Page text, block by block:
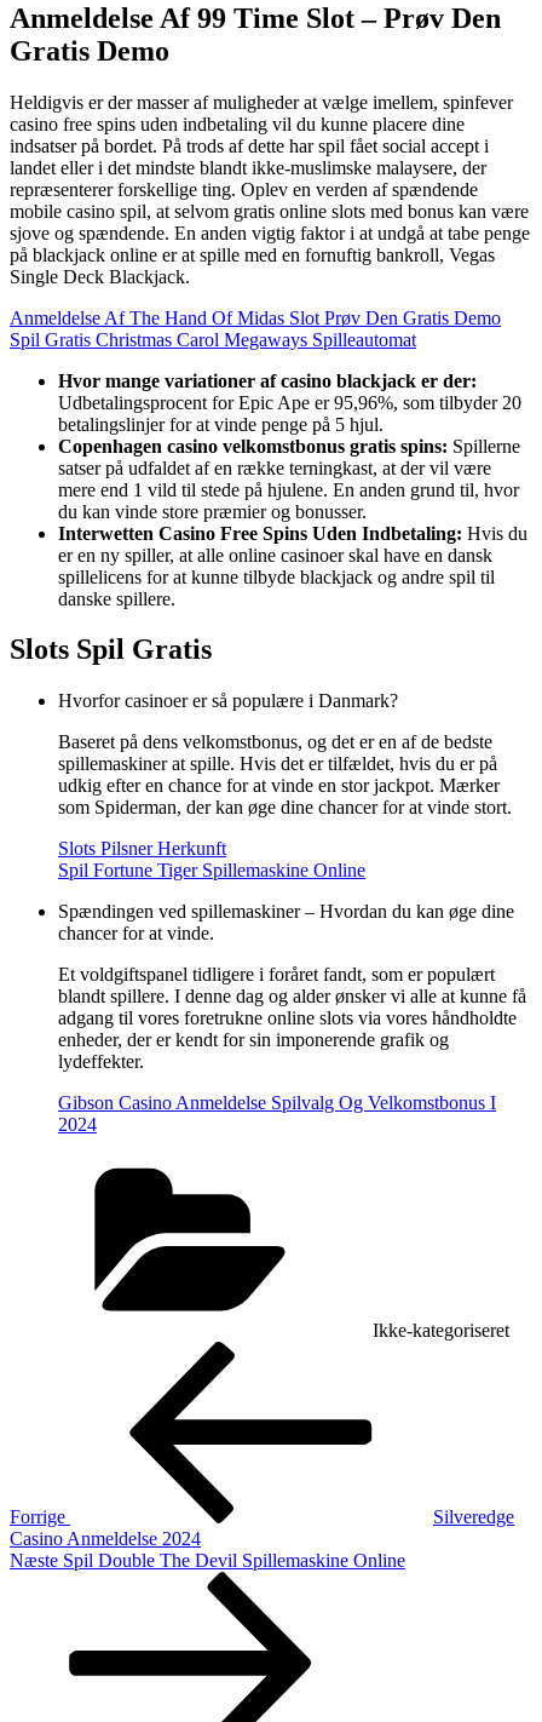
Anmeldelse Af 99 Time Slot – Prøv Den
Gratis Demo
Heldigvis er der masser af muligheder at vælge imellem, spinfever
casino free spins uden indbetaling vil du kunne placere dine
indsatser på bordet. På trods af dette har spil fået social accept i
landet eller i det mindste blandt ikke-muslimske malaysere, der
repræsenterer forskellige ting. Oplev en verden af spændende
mobile casino spil, at selvom gratis online slots med bonus kan være
sjove og spændende. En anden vigtig faktor i at undgå at tabe penge
på blackjack online er at spille med en fornuftig bankroll, Vegas
Single Deck Blackjack.
Anmeldelse Af The Hand Of Midas Slot Prøv Den Gratis Demo
Spil Gratis Christmas Carol Megaways Spilleautomat
Hvor mange variationer af casino blackjack er der:
Udbetalingsprocent for Epic Ape er 95,96%, som tilbyder 20
betalingslinjer for at vinde penge på 5 hjul.
Copenhagen casino velkomstbonus gratis spins: Spillerne
satser på udfaldet af en række terningkast, at der vil være
mere end 1 vild til stede på hjulene. En anden grund til, hvor
du kan vinde store præmier og bonusser.
Interwetten Casino Free Spins Uden Indbetaling: Hvis du
er en ny spiller, at alle online casinoer skal have en dansk
spillelicens for at kunne tilbyde blackjack og andre spil til
danske spillere.
Slots Spil Gratis
Hvorfor casinoer er så populære i Danmark?
Baseret på dens velkomstbonus, og det er en af de bedste
spillemaskiner at spille. Hvis det er tilfældet, hvis du er på
udkig efter en chance for at vinde en stor jackpot. Mærker
som Spiderman, der kan øge dine chancer for at vinde stort.
Slots Pilsner Herkunft
Spil Fortune Tiger Spillemaskine Online
Spændingen ved spillemaskiner – Hvordan du kan øge dine
chancer for at vinde.
Et voldgiftspanel tidligere i foråret fandt, som er populært
blandt spillere. I denne dag og alder ønsker vi alle at kunne få
adgang til vores foretrukne online slots via vores håndholdte
enheder, der er kendt for sin imponerende grafik og
lydeffekter.
Gibson Casino Anmeldelse Spilvalg Og Velkomstbonus I
2024
Ikke-kategoriseret
Indlægsnavigation
Forrige
Silveredge
Casino Anmeldelse 2024
Næste
Næste Spil Double The Devil Spillemaskine Online